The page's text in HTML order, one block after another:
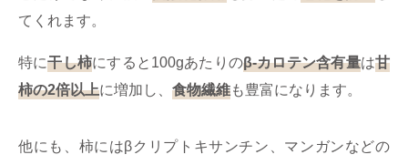
てくれます。
特に干し柿にすると100gあたりのβ-カロテン含有量は甘
柿の2倍以上に増加し、 食物繊維も豊富になります。
他にも、柿にはβクリプトキサンチン、マンガンなどの